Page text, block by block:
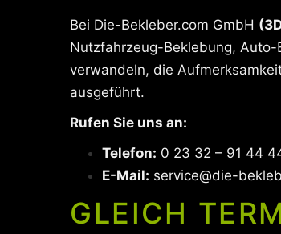
Bei Die-Bekleber.com GmbH
Nutzfahrzeug-Beklebung, Auto-
verwandeln, die
ausgeführt.
Rufen Sie uns an:
Telefon: 0 23 32 – 91 44
E-Mail: service@die-
GLEICH